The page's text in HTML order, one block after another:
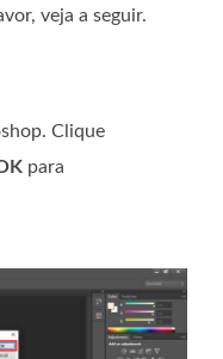
veja a seguir.
Clique
para